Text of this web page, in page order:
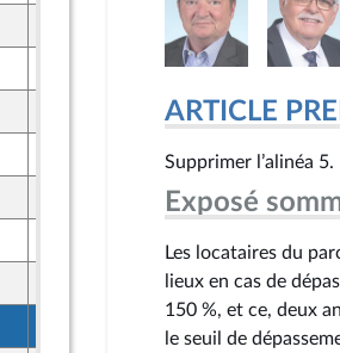
ARTICLE
Supprimer l’alinéa 5.
Exposé
Les locataires du
lieux en cas de
150 %, et ce, deux
le seuil de